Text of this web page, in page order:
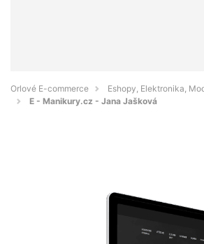
Orlové E-commerce
Eshopy, Elektronika,
E - Manikury.cz - Jana Jašková